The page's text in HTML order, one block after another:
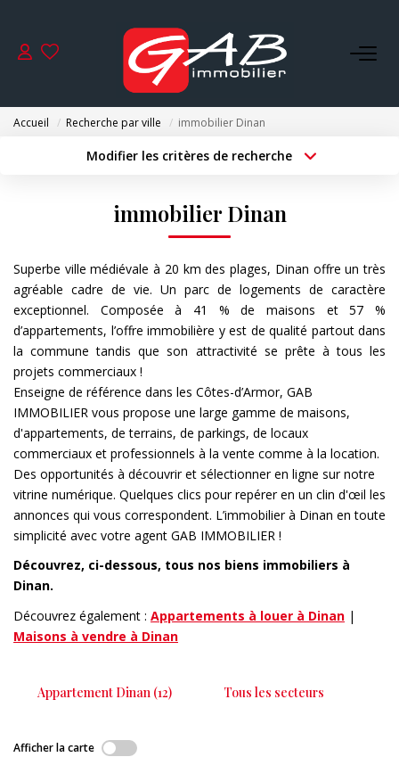
ACHETER
GESTION
NOS AGENCES
CONTACT
EXTRANET
Accueil Recherche par ville immobilier Dinan
Modifier les critères de recherche
Budget max Plus de critères
Créer une alerte
immobilier Dinan
Superbe ville médiévale à 20 km des plages, Dinan offre un très
agréable cadre de vie. Un parc de logements de caractère
exceptionnel. Composée à 41 % de maisons et 57 %
d’appartements, l’offre immobilière y est de qualité partout dans
la commune tandis que son attractivité se prête à tous les
projets commerciaux !
Enseigne de référence dans les Côtes-d’Armor, GAB
IMMOBILIER vous propose une large gamme de maisons,
d'appartements, de terrains, de parkings, de locaux
commerciaux et professionnels à la vente comme à la location.
Des opportunités à découvrir et sélectionner en ligne sur notre
vitrine numérique. Quelques clics pour repérer en un clin d'œil les
annonces qui vous correspondent. L’immobilier à Dinan en toute
simplicité avec votre agent GAB IMMOBILIER !
Découvrez, ci-dessous, tous nos biens immobiliers à
Dinan.
Découvrez également : Appartements à louer à Dinan |
Maisons à vendre à Dinan
Appartement Dinan (12) Tous les secteurs
Afficher la carte